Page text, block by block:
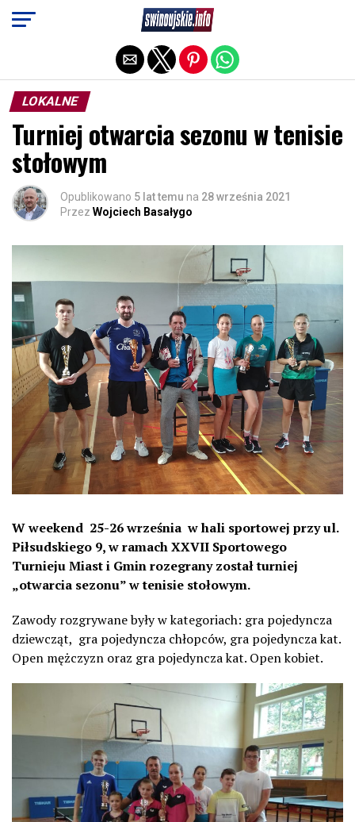
LOKALNE
Turniej otwarcia sezonu w tenisie
stołowym
Opublikowano 5 lat temu na 28 września 2021
Przez Wojciech Basałygo
W weekend 25-26 września w hali sportowej przy ul.
Piłsudskiego 9, w ramach XXVII Sportowego
Turnieju Miast i Gmin rozegrany został turniej
„otwarcia sezonu” w tenisie stołowym.
Zawody rozgrywane były w kategoriach: gra pojedyncza
dziewcząt, gra pojedyncza chłopców, gra pojedyncza kat.
Open mężczyzn oraz gra pojedyncza kat. Open kobiet.
Exit mobile version